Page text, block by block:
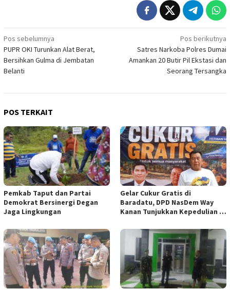
Navigasi
pos
Pos sebelumnya
PUPR OKI Turunkan Alat Berat,
Bersihkan Gulma di Jembatan
Belanti
Pos berikutnya
Satres Narkoba Polres Dumai
Amankan 20 Butir Pil Ekstasi dan
Seorang Tersangka
POS TERKAIT
Pemkab Taput dan Partai
Demokrat Bersinergi Degan
Jaga Lingkungan
Gelar Cukur Gratis di
Baradatu, DPD NasDem Way
Kanan Tunjukkan Kepedulian di